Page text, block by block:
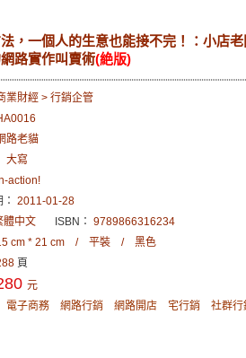
，一個人的生意也能接不完！：小店
路實作叫賣術(絶版)
業財經 > 行銷企管
路老貓
大寫
action!
2011-01-28
體中文 ISBN： 9789866316234
cm * 21 cm / 平裝 / 黑色
頁
元
電子商務 網路行銷 網路開店 宅行銷 社群行